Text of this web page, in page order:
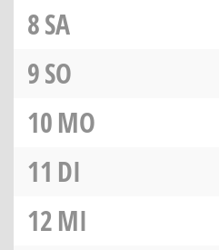
8SA
9SO
10MO
11 DI
12MI